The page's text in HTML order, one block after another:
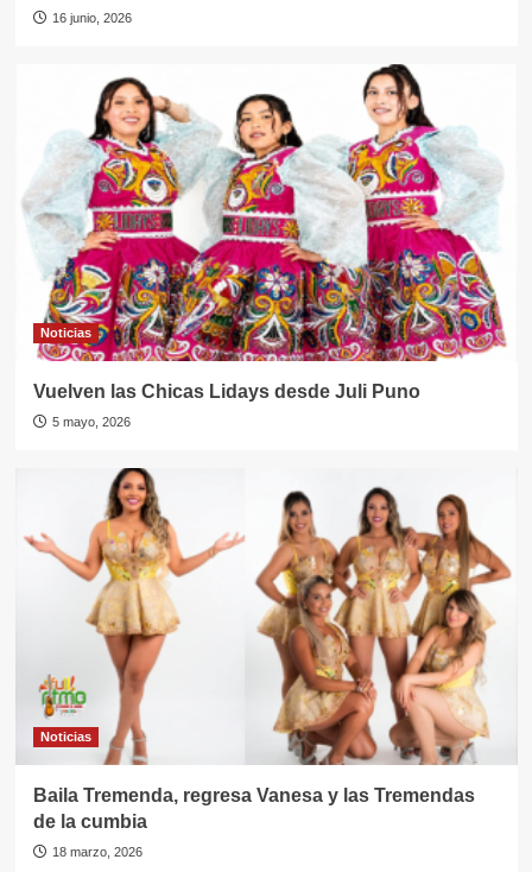
16 junio, 2026
Noticias
Vuelven las Chicas Lidays desde Juli Puno
5 mayo, 2026
Noticias
Baila Tremenda, regresa Vanesa y las Tremendas
de la cumbia
18 marzo, 2026